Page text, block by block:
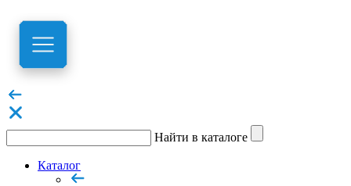
Найти в каталоге
Каталог